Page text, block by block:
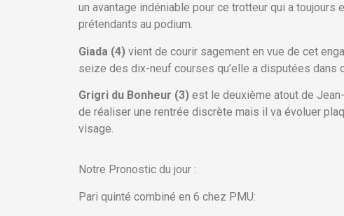
un avantage indéniable pour ce trotteur qui a
prétendants au podium.
Giada (4) vient de courir sagement en vue de cet
seize des dix-neuf courses qu’elle a disputées dans
Grigri du Bonheur (3) est le deuxième atout de
de réaliser une rentrée discrète mais il va évoluer
visage.
Notre Pronostic du jour :
Pari quinté combiné en 6 chez PMU: